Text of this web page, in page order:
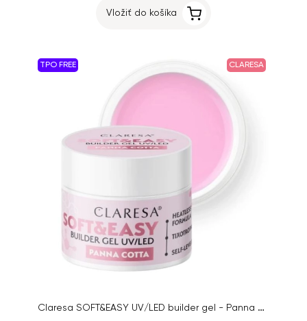
Vložiť do košíka
TPO FREE CLARESA
Claresa SOFT&EASY UV/LED builder gel - Panna Cotta, 45g